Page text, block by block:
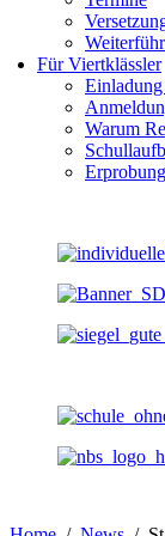
Für Viertklässler
Warum